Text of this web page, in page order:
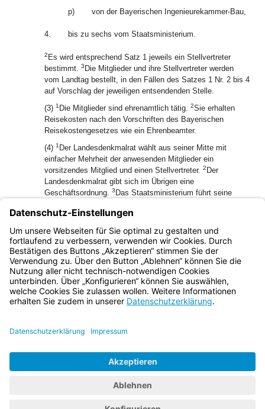
p)
von der Bayerischen Ingenieurekammer-Bau,
4. bis zu sechs vom Staatsministerium.
2 Es wird entsprechend Satz 1 jeweils ein Stellvertreter
bestimmt. 3 Die Mitglieder und ihre Stellvertreter werden
vom Landtag bestellt, in den Fällen des Satzes 1 Nr. 2 bis 4
auf Vorschlag der jeweiligen entsendenden Stelle.
(3) 1 Die Mitglieder sind ehrenamtlich tätig. 2Sie erhalten
Reisekosten nach den Vorschriften des Bayerischen
Reisekostengesetzes wie ein Ehrenbeamter.
(4) 1 Der Landesdenkmalrat wählt aus seiner Mitte mit
einfacher Mehrheit der anwesenden Mitglieder ein
vorsitzendes Mitglied und einen Stellvertreter. 2 Der
Landesdenkmalrat gibt sich im Übrigen eine
Geschäftsordnung. 3 Das Staatsministerium führt seine
(5) Ohne Stimmrecht nehmen an den Beratungen des
Landesdenkmalrats bei Bedarf Sachverständige nach
Einladung des Landesdenkmalrats teil.
Bayern.de
BayernPortal
Impressum